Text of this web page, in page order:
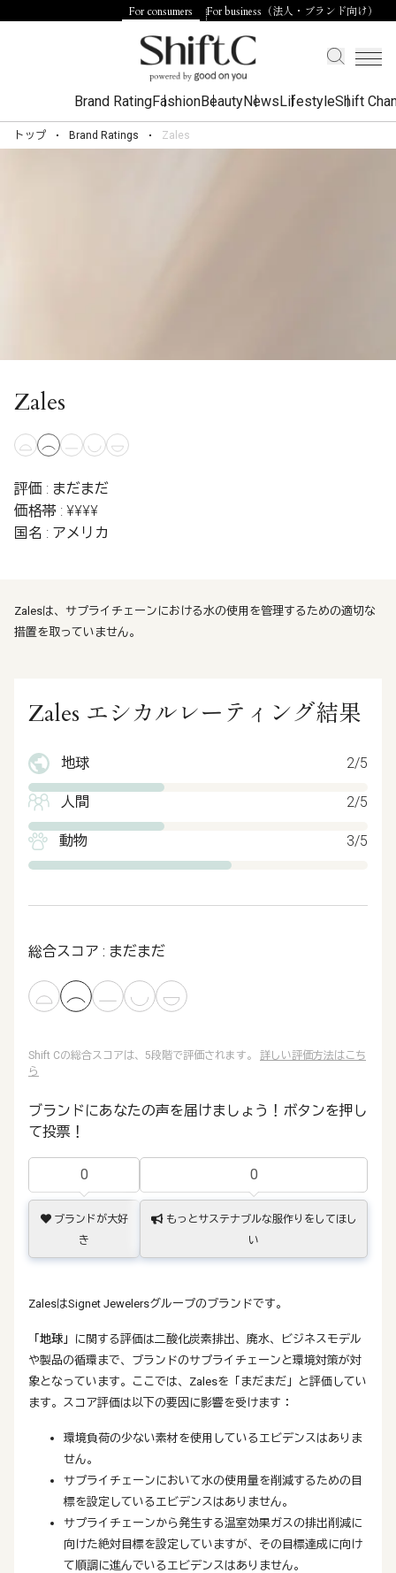
For consumers For business（法人・ブランド向け）
Brand RatingFashionBeautyNewsLifestyleShift
トップ Brand Ratings Zales
Zales
評価 : まだまだ
価格帯 : ¥¥¥¥
国名 : アメリカ
Zalesは、サプライチェーンにおける水の使用を管理するための適切な
措置を取っていません。
Zales エシカルレーティング結果
地球 2/5
人間 2/5
動物 3/5
総合スコア : まだまだ
Shift Cの総合スコアは、5段階で評価されます。 詳しい評価方法はこち
ら
ブランドにあなたの声を届けましょう！ボタンを押し
て投票！
0
ブランドが大好
き
0
もっとサステナブルな服作りをしてほし
い
ZalesはSignet Jewelersグループのブランドです。
「地球」
に関する評価は二酸化炭素排出、廃水、ビジネスモデル
や製品の循環まで、ブランドのサプライチェーンと環境対策が対
象となっています。ここでは、Zalesを「まだまだ」と評価してい
ます。スコア評価は以下の要因に影響を受けます：
環境負荷の少ない素材を使用しているエビデンスはありま
せん。
サプライチェーンにおいて水の使用量を削減するための目
標を設定しているエビデンスはありません。
サプライチェーンから発生する温室効果ガスの排出削減に
向けた絶対目標を設定していますが、その目標達成に向け
て順調に進んでいるエビデンスはありません。